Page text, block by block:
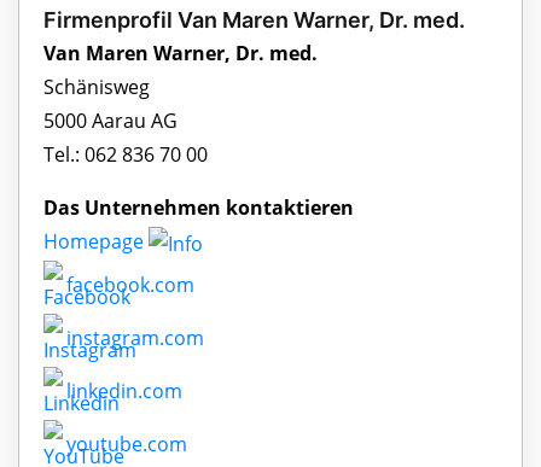
Firmenprofil Van Maren Warner, Dr. med.
Van Maren Warner, Dr. med.
Schänisweg
5000 Aarau AG
Tel.: 062 836 70 00
Das Unternehmen kontaktieren
Homepage
facebook.com
instagram.com
linkedin.com
youtube.com